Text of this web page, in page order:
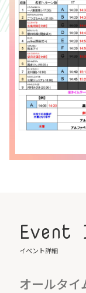
Event
イベント詳細
オールタイ